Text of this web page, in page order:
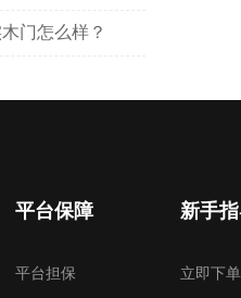
门怎么样？
平台保障
平台担保
新手
立即下单